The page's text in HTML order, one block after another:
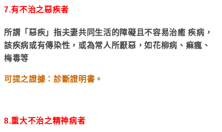
7.有不治之惡疾者
所謂「惡疾」指夫妻共同生活的障礙且不容易治癒 疾病，
該疾病或有傳染性，或為常人所厭惡，如花柳病、痲瘋、
梅毒等
可提之證據：診斷證明書。
8.重大不治之精神病者